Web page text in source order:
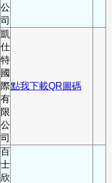
公
司
凱
仕
特
國
際
有
限
公
司
點我下載QR圖碼
百
士
欣